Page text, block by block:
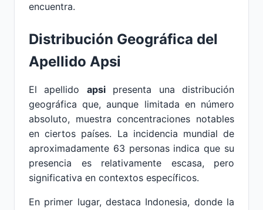
encuentra.
Distribución Geográfica del
Apellido Apsi
El apellido apsipresenta una distribución
geográfica que, aunque limitada en número
absoluto, muestra concentraciones notables
en ciertos países. La incidencia mundial de
aproximadamente 63 personas indica que su
presencia es relativamente escasa, pero
significativa en contextos específicos.
En primer lugar, destaca Indonesia, donde la